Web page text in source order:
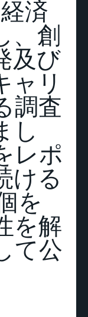
経済
、創
及び
ャリ
調査
し
レポ
ける
を
を解
て公